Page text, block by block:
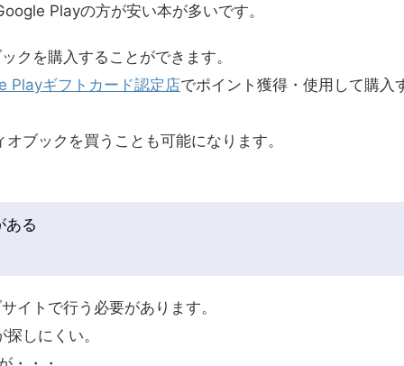
Playの方が安い本が多いです。
クを購入することができます。
Playギフトカード認定店でポイント獲得・使用して購入
ブックを買うことも可能になります。
ある
イトで行う必要があります。
しにくい。